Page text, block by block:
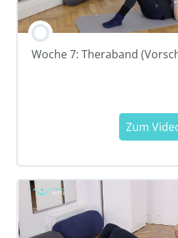
Woche 7: Theraband